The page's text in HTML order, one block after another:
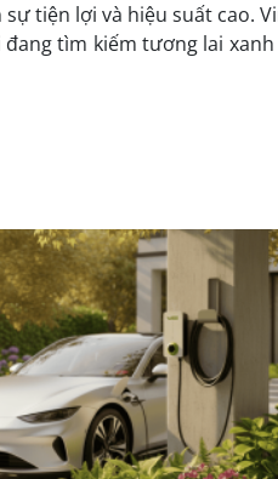
tiện lợi và hiệu suất cao.
tìm kiếm tương lai